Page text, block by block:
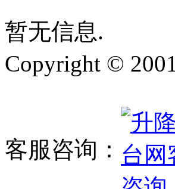
暂无信息.
Copyright ©
客服咨询：